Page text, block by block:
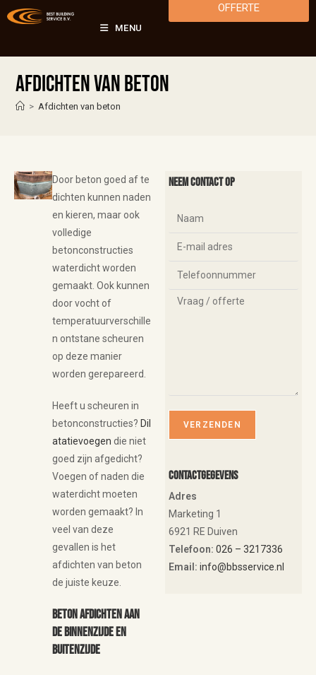
MENU
OFFERTE
Afdichten van beton
> Afdichten van beton
Door beton goed af te
dichten kunnen naden
en kieren, maar ook
volledige
betonconstructies
waterdicht worden
gemaakt. Ook kunnen
door vocht of
temperatuurverschille
n ontstane scheuren
op deze manier
worden gerepareerd.
Heeft u scheuren in
betonconstructies? Dil
atatievoegen die niet
goed zijn afgedicht?
Voegen of naden die
waterdicht moeten
worden gemaakt? In
veel van deze
gevallen is het
afdichten van beton
de juiste keuze.
Beton afdichten aan
de binnenzijde en
buitenzijde
Neem contact op
Contactgegevens
Adres
Marketing 1
6921 RE Duiven
Telefoon: 026 – 3217336
Email: info@bbsservice.nl